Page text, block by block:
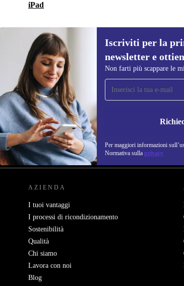
iPad
Iscriviti per la
newsletter e
Non farti più scappare le
Per maggiori informazioni
Normativa sulla privacy
Iscriviti per la prima volta
newsletter e ottieni 15€ di
Non farti più scappare le migliori
REFURBED ITALIA - RETHINK NEW.
AZIENDA
I tuoi vantaggi
I processi di ricondizionamento
Sostenibilità
Qualità
Chi siamo
Lavora con noi
Blog